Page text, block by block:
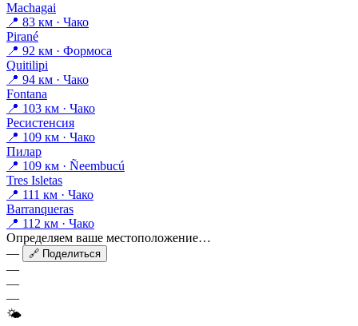
Machagai
📍 83 км · Чако
Pirané
📍 92 км · Формоса
Quitilipi
📍 94 км · Чако
Fontana
📍 103 км · Чако
Ресистенсия
📍 109 км · Чако
Пилар
📍 109 км · Ñeembucú
Tres Isletas
📍 111 км · Чако
Barranqueras
📍 112 км · Чако
Определяем ваше местоположение…
—
🔗 Поделиться
—
—
—
🌤